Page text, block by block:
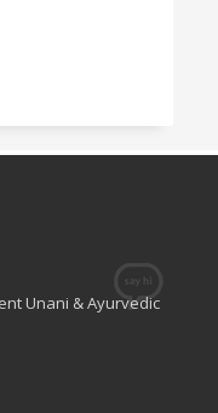
Unani & Ayurvedic